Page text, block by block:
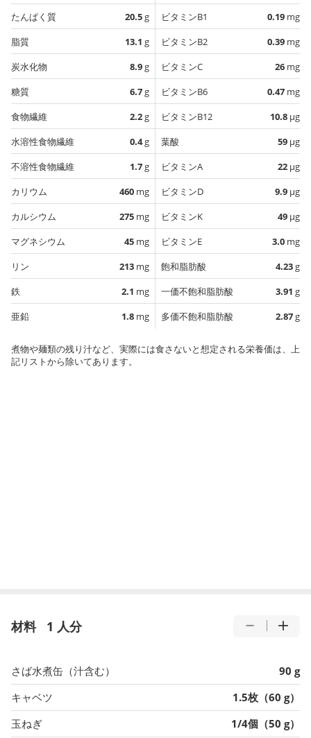
たんぱく質
20.5g
脂質
13.1 g
炭水化物
8.9g
糖質
6.7g
食物繊維
2.2g
水溶性食物繊維
0.4g
不溶性食物繊維
1.7g
カリウム
460 mg
カルシウム
275 mg
マグネシウム
45 mg
リン
213 mg
鉄
2.1 mg
亜鉛
1.8 mg
ビタミンB1
0.19 mg
ビタミンB2
0.39 mg
ビタミンC
26 mg
ビタミンB6
0.47 mg
ビタミンB12
10.8 µg
葉酸
59 µg
ビタミンA
22 µg
ビタミンD
9.9 µg
ビタミンK
49 µg
ビタミンE
3.0 mg
飽和脂肪酸
4.23g
一価不飽和脂肪酸
3.91 g
多価不飽和脂肪酸
2.87g
煮物や麺類の残り汁など、実際には食さないと想定される栄養価は、上
記リストから除いてあります。
材料 1 人分
さば水煮缶（汁含む）
90 g
キャベツ
1.5枚（60 g）
玉ねぎ
1/4個（50 g）